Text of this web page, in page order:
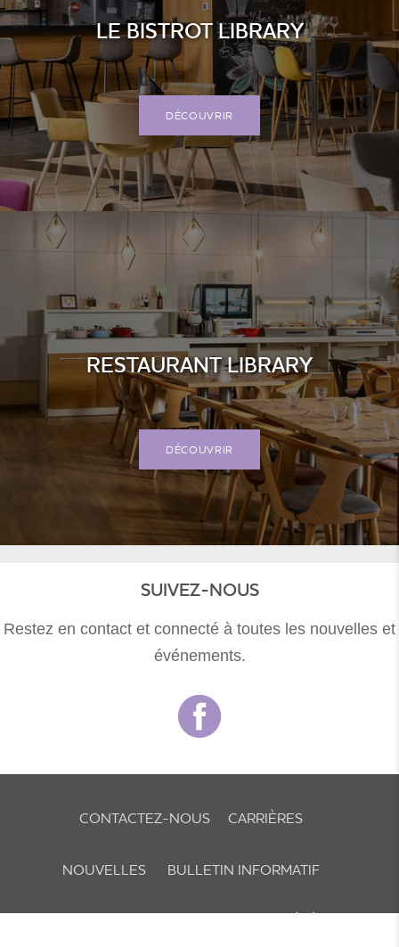
LE BISTROT LIBRARY
DÉCOUVRIR
RESTAURANT LIBRARY
DÉCOUVRIR
SUIVEZ-NOUS
Restez en contact et connecté à toutes les nouvelles et
événements.
CONTACTEZ-NOUS CARRIÈRES
NOUVELLES BULLETIN INFORMATIF